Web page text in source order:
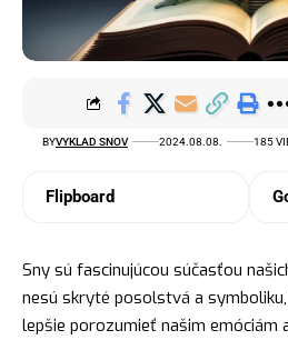
BYVYKLAD SNOV 2024.08.08. 185
Flipboard
Sny sú fascinujúcou súčasťou
nesú skryté posolstvá a
lepšie porozumieť našim emóciám